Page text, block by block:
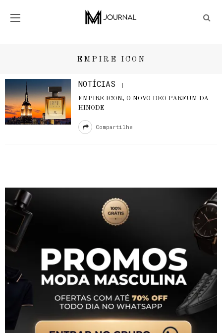
EMPIRE ICON
NOTÍCIAS
EMPIRE ICON, O NOVO DEO PARFUM DA
HINODE
Compartilhe